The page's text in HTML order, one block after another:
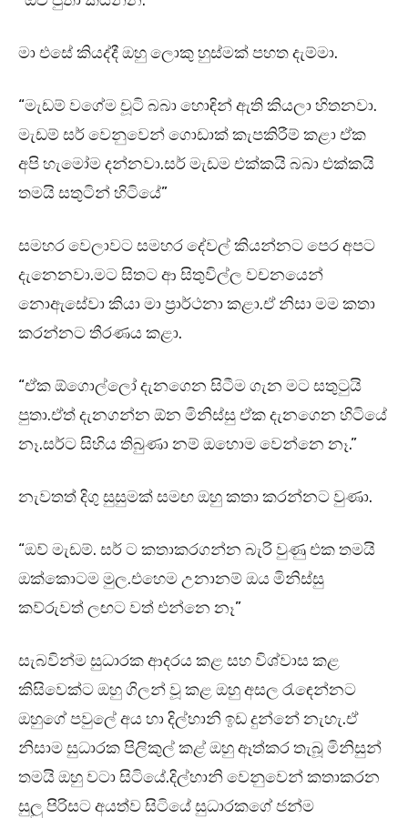
මා එසේ කියද්දී ඔහු ලොකු හුස්මක් පහත දැම්මා.
“මැඩම් වගේම චූටි බබා හොඳින් ඇති කියලා හිතනවා.
මැඩම් සර් වෙනුවෙන් ගොඩාක් කැපකිරීම් කළා ඒක
අපි හැමෝම දන්නවා.සර් මැඩම එක්කයි බබා එක්කයි
තමයි සතුටින් හිටියේ”
සමහර වෙලාවට සමහර දේවල් කියන්නට පෙර අපට
දැනෙනවා.මට සිතට ආ සිතුවිල්ල වචනයෙන්
නොඇසේවා කියා මා ප්‍රාර්ථනා කළා.ඒ නිසා මම කතා
කරන්නට තීරණය කළා.
“ඒක ඕගොල්ලෝ දැනගෙන සිටීම ගැන මට සතුටුයි
පුතා.ඒත් දැනගන්න ඕන මිනිස්සු ඒක දැනගෙන හිටියේ
නෑ.සර්ට සිහිය තිබුණා නම් ඔහොම වෙන්නෙ නෑ.”
නැවතත් දිගු සුසුමක් සමඟ ඔහු කතා කරන්නට වුණා.
“ඔව් මැඩම්. සර් ට කතාකරගන්න බැරි වුණු එක තමයි
ඔක්කොටම මුල.එහෙම උනානම් ඔය මිනිස්සු
කව්රුවත් ලඟට වත් එන්නෙ නෑ”
සැබවින්ම සුධාරක ආදරය කළ සහ විශ්වාස කළ
කිසිවෙක්ට ඔහු ගිලන් වූ කළ ඔහු අසල රැඳෙන්නට
ඔහුගේ පවුලේ අය හා දිල්හානි ඉඩ දුන්නේ නැහැ.ඒ
නිසාම සුධාරක පිලිකුල් කළ් ඔහු ඈත්කර තැබූ මිනිසුන්
තමයි ඔහු වටා සිටියේ.දිල්හානි වෙනුවෙන් කතාකරන
සුලු පිරිසට අයත්ව සිටියේ සුධාරකගේ ජන්ම